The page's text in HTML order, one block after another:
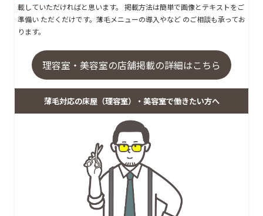
載していただければと思います。 掲載方法は簡単で画像とテキストをご
準備い ただくだけです。薄毛メニューの導入やなど のご相談も承ってお
ります。
理容室・美容室の店舗掲載の詳細はこちら
薄毛対応の床屋（理容室）・美容室で働きたい方へ